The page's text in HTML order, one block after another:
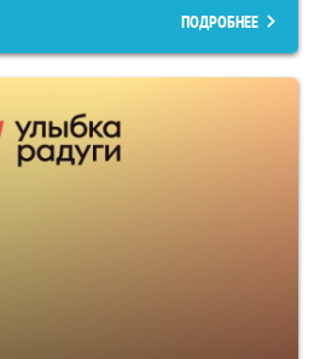
ПОДРОБНЕЕ